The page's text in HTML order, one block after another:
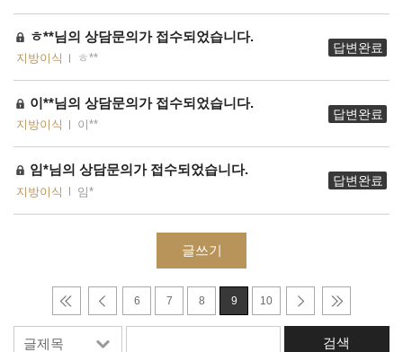
ㅎ**님의 상담문의가 접수되었습니다.
지방이식 ㅎ**
답변완료
이**님의 상담문의가 접수되었습니다.
지방이식 이**
답변완료
임*님의 상담문의가 접수되었습니다.
지방이식 임*
답변완료
글쓰기
6 7 8 9 10